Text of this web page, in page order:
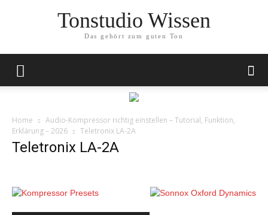
Tonstudio Wissen
Das gehört zum guten Ton
Home
Audio-Kompressor richtig einstellen – Tutorial, Funktion,
Erklärung – 2026
Teletronix LA-2A
Teletronix LA-2A